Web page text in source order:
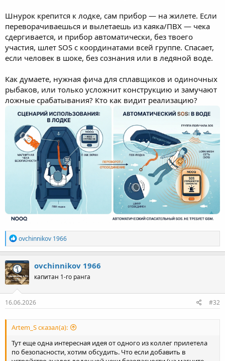
Шнурок крепится к лодке, сам прибор — на жилете. Если
переворачиваешься и вылетаешь из каяка/ПВХ — чека
сдергивается, и прибор автоматически, без твоего
участия, шлет SOS с координатами всей группе. Спасает,
если человек в шоке, без сознания или в ледяной воде.
Как думаете, нужная фича для сплавщиков и одиночных
рыбаков, или только усложнит конструкцию и замучают
ложные срабатывания? Кто как видит реализацию?
Р
е
а
к
ц
и
и
:
ovchinnikov 1966
ovchinnikov 1966
капитан 1-го ранга
16.06.2026 #32
Artem_S сказал(а):
Тут еще одна интересная идея от одного из коллег прилетела
по безопасности, хотим обсудить. Что если добавить в